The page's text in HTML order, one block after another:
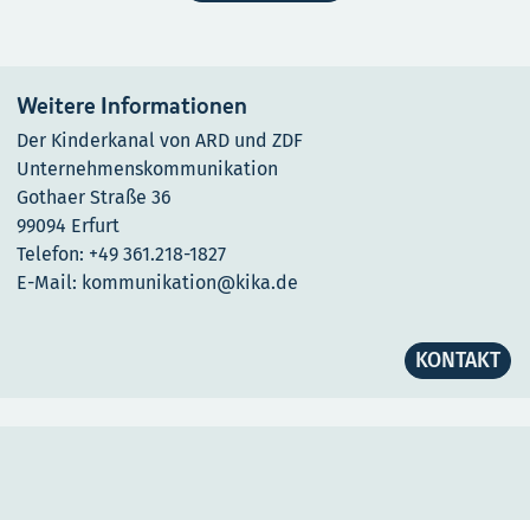
Weitere Informationen
Der Kinderkanal von ARD und ZDF
Unternehmenskommunikation
Gothaer Straße 36
99094 Erfurt
Telefon: +49 361.218-1827
E-Mail: kommunikation@kika.de
KONTAKT